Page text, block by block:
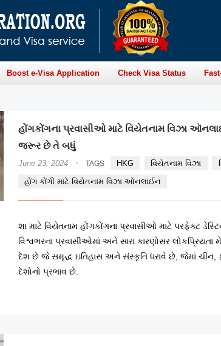
Boost e-Visa Application Check Visa Status
હોંગકોંગના પ્રવાસીઓ માટે વિયેતનામ વિઝા
જરૂર છે તે બધું
June 23, 2024 · TAGS HKG વિયેતનામ વિઝા
હોંગ કોંગી માટે વિયેતનામ વિઝા ઓનલાઈન
શા માટે વિયેતનામ હોંગકોંગના પ્રવાસીઓ માટે પરફેક્ટ
વિશ્વભરના પ્રવાસીઓમાં અને સારા કારણોસર
દેશ છે જે સમૃદ્ધ ઇતિહાસ અને સંસ્કૃતિ ધરાવે છે, જેમાં
દેશોનો પ્રભાવ છે.